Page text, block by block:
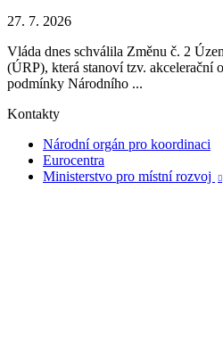
27. 7. 2026
Vláda dnes schválila Změnu č. 2
(ÚRP), která stanoví tzv. akcelerační
podmínky Národního ...
Kontakty
Národní orgán pro koordinaci
Eurocentra
Ministerstvo pro místní rozvoj
